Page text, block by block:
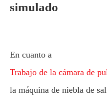
simulado
En cuanto a
Trabajo de la cámara de
la máquina de niebla de